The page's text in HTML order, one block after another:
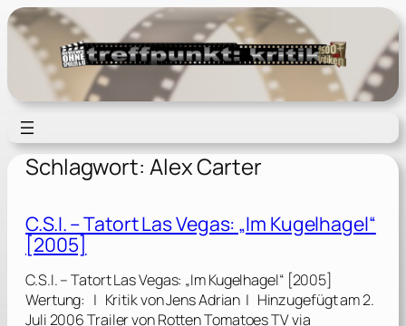
Zum
Inhalt
springen
Schlagwort: Alex Carter
C.S.I. – Tatort Las Vegas: „Im Kugelhagel“
[2005]
C.S.I. – Tatort Las Vegas: „Im Kugelhagel“ [2005]
Wertung: | Kritik von Jens Adrian | Hinzugefügt am 2.
Juli 2006 Trailer von Rotten Tomatoes TV via